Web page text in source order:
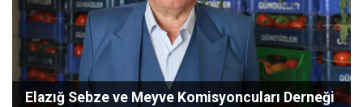
Elazığ Sebze ve Meyve Komisyoncuları Derneği